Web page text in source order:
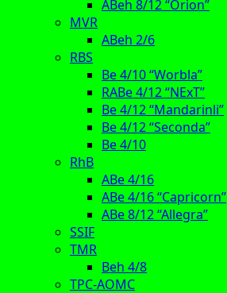
ABeh 8/12 “Orion”
MVR
ABeh 2/6
RBS
Be 4/10 “Worbla”
RABe 4/12 “NExT”
Be 4/12 “Mandarinli”
Be 4/12 “Seconda”
Be 4/10
RhB
ABe 4/16
ABe 4/16 “Capricorn”
ABe 8/12 “Allegra”
SSIF
TMR
Beh 4/8
TPC-AOMC